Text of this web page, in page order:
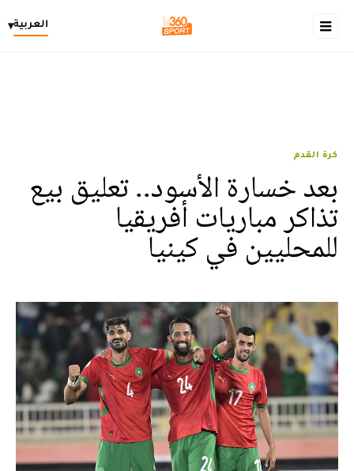
العربية▾
كرة القدم
بعد خسارة الأسود.. تعليق بيع
تذاكر مباريات أفريقيا
للمحليين في كينيا